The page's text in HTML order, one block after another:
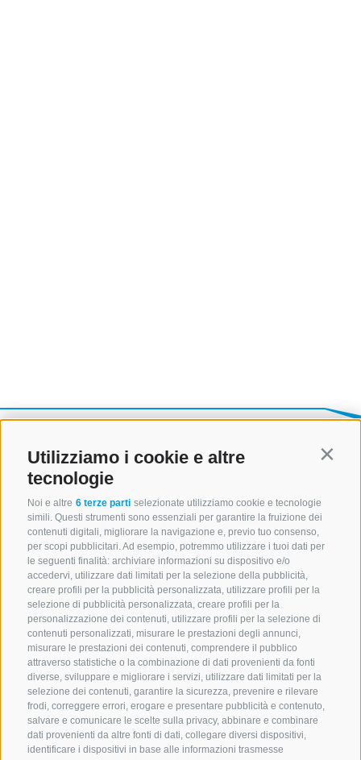
Utilizziamo i cookie e altre
tecnologie
Noi e altre 6 terze parti selezionate utilizziamo cookie e tecnologie
simili. Questi strumenti sono essenziali per garantire la fruizione dei
contenuti digitali, migliorare la navigazione e, previo tuo consenso,
per scopi pubblicitari. Ad esempio, potremmo utilizzare i tuoi dati per
le seguenti finalità: archiviare informazioni su dispositivo e/o
accedervi, utilizzare dati limitati per la selezione della pubblicità,
creare profili per la pubblicità personalizzata, utilizzare profili per la
selezione di pubblicità personalizzata, creare profili per la
personalizzazione dei contenuti, utilizzare profili per la selezione di
contenuti personalizzati, misurare le prestazioni degli annunci,
misurare le prestazioni dei contenuti, comprendere il pubblico
attraverso statistiche o la combinazione di dati provenienti da fonti
diverse, sviluppare e migliorare i servizi, utilizzare dati limitati per la
selezione dei contenuti, garantire la sicurezza, prevenire e rilevare
frodi, correggere errori, erogare e presentare pubblicità e contenuto,
salvare e comunicare le scelte sulla privacy, abbinare e combinare
dati provenienti da altre fonti di dati, collegare diversi dispositivi,
identificare i dispositivi in base alle informazioni trasmesse
CONTATTACI
+39 0472 765 521
info@montecavallo.com